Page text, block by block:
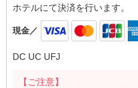
ホテルにて決済を行います。
現金／
DC UC UFJ
【ご注意】